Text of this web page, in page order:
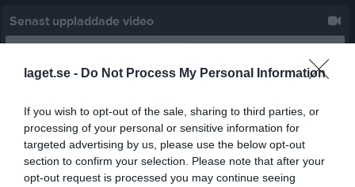
laget.se - Do Not Process My Personal Information
If you wish to opt-out of the sale, sharing to third parties, or
processing of your personal or sensitive information for
targeted advertising by us, please use the below opt-out
section to confirm your selection. Please note that after your
opt-out request is processed you may continue seeing
Senast uppladdade video
Ingen video uppladdad
Logga in och ladda upp ert första klipp